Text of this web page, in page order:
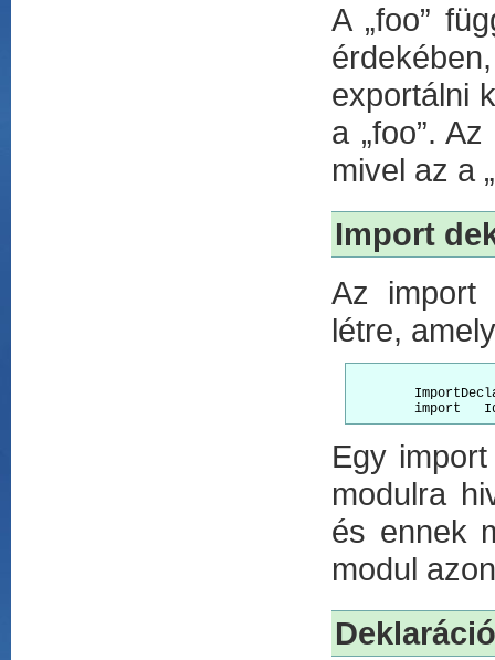
A „foo”
exportálni
a „foo”.
mivel az a
Import
Az import
létre,
Egy
modulra
és ennek
modul